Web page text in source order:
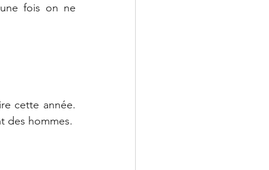
fois on ne
cette année.
des hommes.